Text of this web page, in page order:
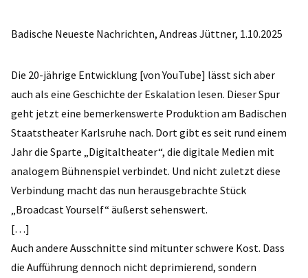
Badische Neueste Nachrichten, Andreas Jüttner, 1.10.2025
Die 20-jährige Entwicklung [von YouTube] lässt sich aber
auch als eine Geschichte der Eskalation lesen. Dieser Spur
geht jetzt eine bemerkenswerte Produktion am Badischen
Staatstheater Karlsruhe nach. Dort gibt es seit rund einem
Jahr die Sparte „Digitaltheater“, die digitale Medien mit
analogem Bühnenspiel verbindet. Und nicht zuletzt diese
Verbindung macht das nun herausgebrachte Stück
„Broadcast Yourself“ äußerst sehenswert.
[…]
Auch andere Ausschnitte sind mitunter schwere Kost. Dass
die Aufführung dennoch nicht deprimierend, sondern